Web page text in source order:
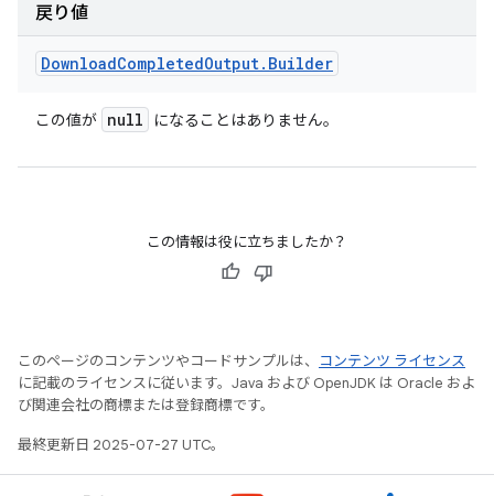
戻り値
DownloadCompletedOutput. Builder
この値が null になることはありません。
この情報は役に立ちましたか？
このページのコンテンツやコードサンプルは、
コンテンツ ライセンス
に記載のライセンスに従います。Java および OpenJDK は Oracle およ
び関連会社の商標または登録商標です。
最終更新日 2025-07-27 UTC。